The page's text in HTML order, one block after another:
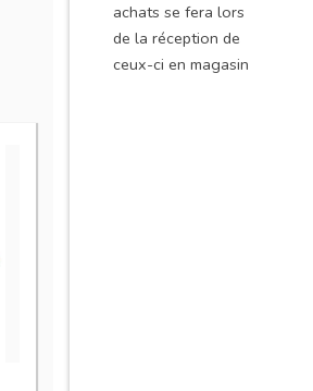
achats se fera lors
de la réception de
ceux-ci en magasin